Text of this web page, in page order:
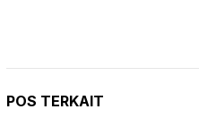
POS TERKAIT